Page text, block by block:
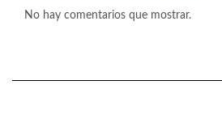
No hay comentarios que mostrar.